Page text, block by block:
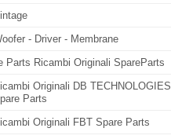
- Driver - Membrane
Parts Ricambi Originali SpareParts
Originali DB TECHNOLOGIES
Parts
Originali FBT Spare Parts